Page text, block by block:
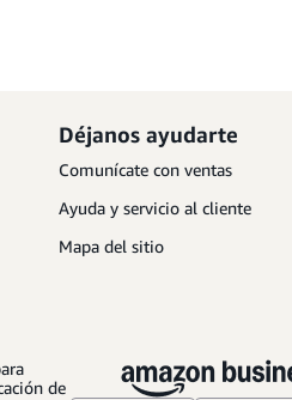
Déjanos ayudarte
Comunícate con ventas
Ayuda y servicio al cliente
Mapa del sitio
de